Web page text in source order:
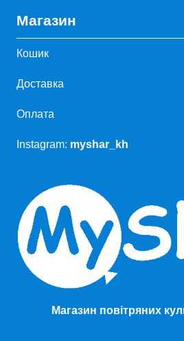
Магазин
Кошик
Доставка
Оплата
Instagram: myshar_kh
Магазин повітряних